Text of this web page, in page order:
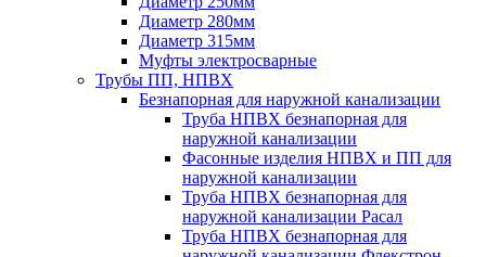
Диаметр 280мм
Диаметр 315мм
Муфты электросварные
Трубы ПП, НПВХ
Безнапорная для наружной канализации
Труба НПВХ безнапорная для
наружной канализации
Фасонные изделия НПВХ и ПП для
наружной канализации
Труба НПВХ безнапорная для
наружной канализации Расал
Труба НПВХ безнапорная для